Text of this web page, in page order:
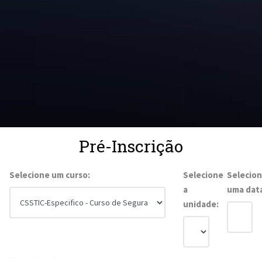
Pré-Inscrição
Selecione um curso:
Selecione
a
unidade:
uma